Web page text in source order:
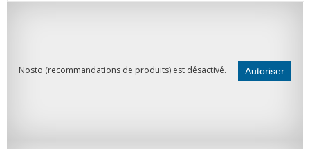
Nosto (recommandations de produits) est désactivé. Autoriser